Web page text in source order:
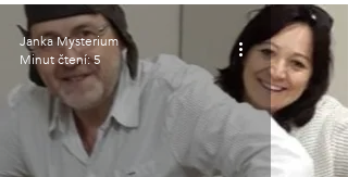
Janka Mysterium
Minut čtení: 5